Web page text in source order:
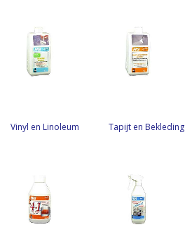
Vinyl en Linoleum Tapijt en Bekleding